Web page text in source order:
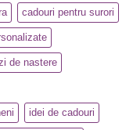
cadouri pentru surori
de nastere
idei de cadouri